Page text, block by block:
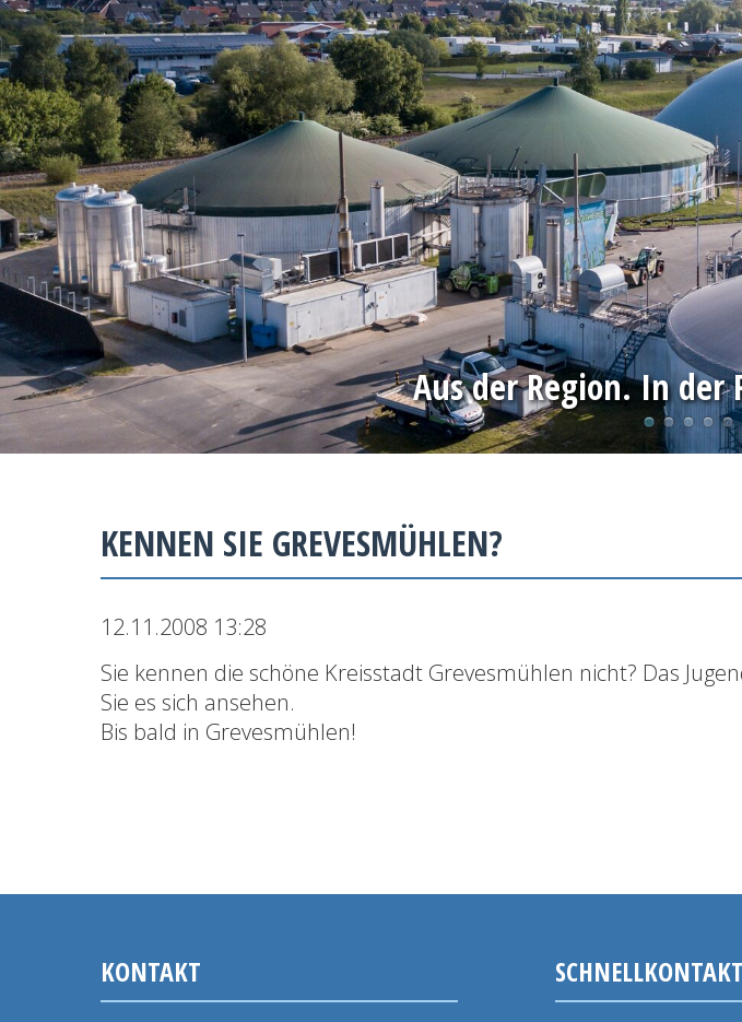
Aus der Region. In der
KENNEN SIE GREVESMÜHLEN?
12.11.2008 13:28
Sie kennen die schöne Kreisstadt Grevesmühlen nicht? Das
Sie es sich ansehen.
Bis bald in Grevesmühlen!
KONTAKT SCHNELLKONTAKT